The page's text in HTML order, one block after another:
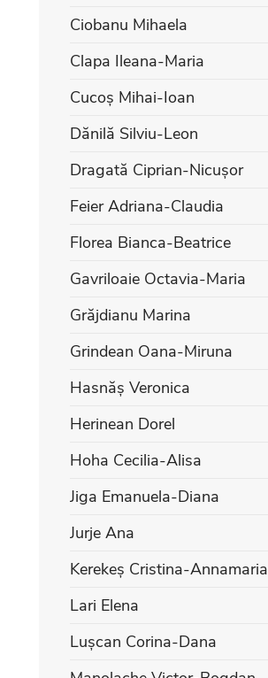
Ciobanu Mihaela
Clapa Ileana-Maria
Cucoș Mihai-Ioan
Dănilă Silviu-Leon
Dragată Ciprian-Nicușor
Feier Adriana-Claudia
Florea Bianca-Beatrice
Gavriloaie Octavia-Maria
Grăjdianu Marina
Grindean Oana-Miruna
Hasnăș Veronica
Herinean Dorel
Hoha Cecilia-Alisa
Jiga Emanuela-Diana
Jurje Ana
Kerekeș Cristina-Annamaria
Lari Elena
Lușcan Corina-Dana